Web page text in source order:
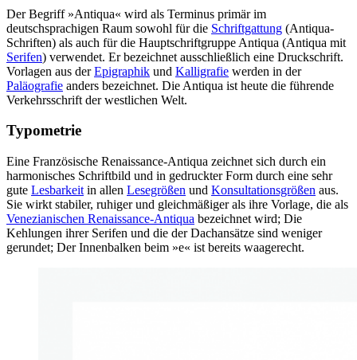
Der Begriff »Antiqua« wird als Terminus primär im
deutschsprachigen Raum sowohl für die Schriftgattung (Antiqua-
Schriften) als auch für die Hauptschriftgruppe Antiqua (Antiqua mit
Serifen) verwendet. Er bezeichnet ausschließlich eine Druckschrift.
Vorlagen aus derEpigraphik und Kalligrafie werden in der
Paläografie anders bezeichnet. Die Antiqua ist heute die führende
Verkehrsschrift der westlichen Welt.
Typometrie
Eine Französische Renaissance-Antiqua zeichnet sich durch ein
harmonisches Schriftbild und in gedruckter Form durch eine sehr
gute Lesbarkeit in allen Lesegrößen und Konsultationsgrößen aus.
Sie wirkt stabiler, ruhiger und gleichmäßiger als ihre Vorlage, die als
Venezianischen Renaissance-Antiqua bezeichnet wird; Die
Kehlungen ihrer Serifen und die der Dachansätze sind weniger
gerundet; Der Innenbalken beim »e« ist bereits waagerecht.